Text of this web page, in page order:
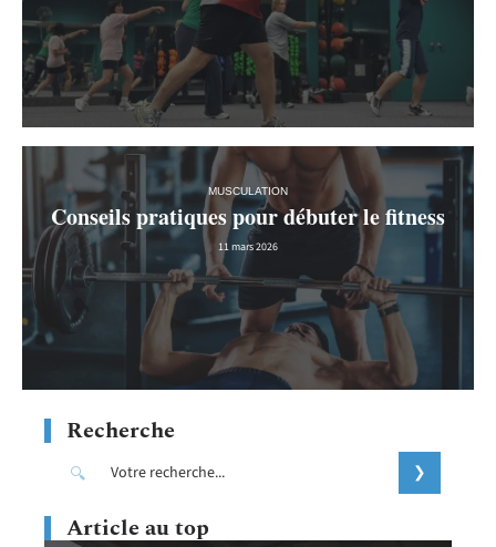
MUSCULATION
Conseils pratiques pour débuter le fitness
11 mars 2026
Recherche
Article au top